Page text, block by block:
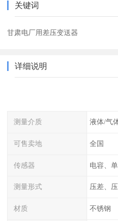
关键词
甘肃电厂用差压变送器
详细说明
测量介质 液体/气
可售卖地 全国
传感器 电容、
测量形式 压差、
材质 不锈钢